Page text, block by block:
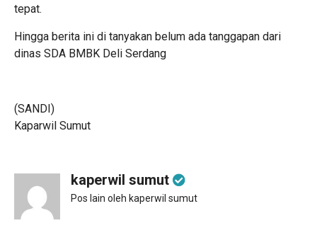
tepat.
Hingga berita ini di tanyakan belum ada tanggapan dari
dinas SDA BMBK Deli Serdang
(SANDI)
Kaparwil Sumut
kaperwil sumut
Pos lain oleh kaperwil sumut